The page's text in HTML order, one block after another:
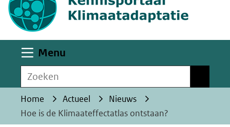
deze
website
worden
toegestaan
geweigerd.
Menu
Zoeken
Home Actueel
Nieuws
Hoe is de Klimaateffectatlas ontstaan?